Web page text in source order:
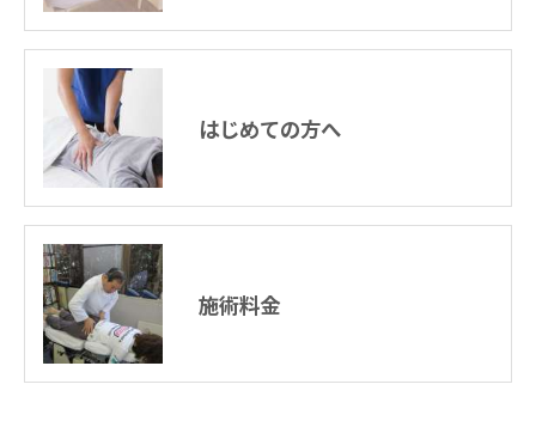
はじめての方へ
施術料金